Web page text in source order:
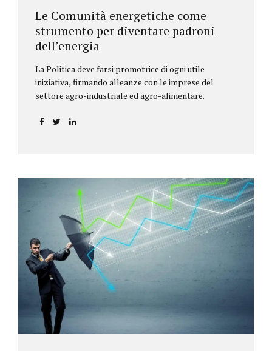
Le Comunità energetiche come
strumento per diventare padroni
dell’energia
La Politica deve farsi promotrice di ogni utile
iniziativa, firmando alleanze con le imprese del
settore agro-industriale ed agro-alimentare.